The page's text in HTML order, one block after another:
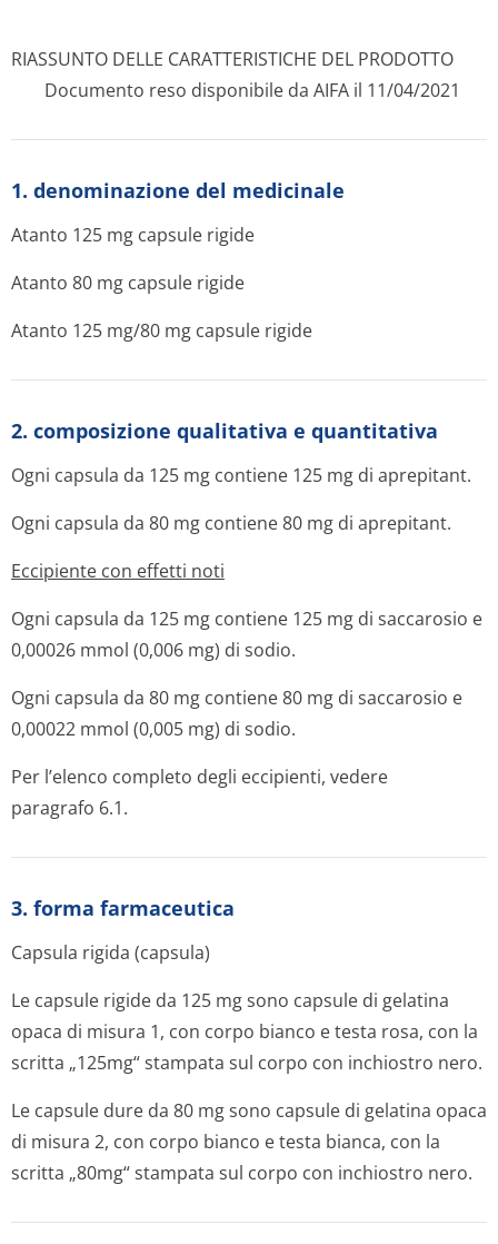
RIASSUNTO DELLE CARATTERISTICHE DEL PRODOTTO
Documento reso disponibile da AIFA il 11/04/2021
1. denominazione del medicinale
Atanto 125 mg capsule rigide
Atanto 80 mg capsule rigide
Atanto 125 mg/80 mg capsule rigide
2. composizione qualitativa e quantitativa
Ogni capsula da 125 mg contiene 125 mg di aprepitant.
Ogni capsula da 80 mg contiene 80 mg di aprepitant.
Eccipiente con effetti noti
Ogni capsula da 125 mg contiene 125 mg di saccarosio e
0,00026 mmol (0,006 mg) di sodio.
Ogni capsula da 80 mg contiene 80 mg di saccarosio e
0,00022 mmol (0,005 mg) di sodio.
Per l’elenco completo degli eccipienti, vedere
paragrafo 6.1.
3. forma farmaceutica
Capsula rigida (capsula)
Le capsule rigide da 125 mg sono capsule di gelatina
opaca di misura 1, con corpo bianco e testa rosa, con la
scritta „125mg“ stampata sul corpo con inchiostro nero.
Le capsule dure da 80 mg sono capsule di gelatina opaca
di misura 2, con corpo bianco e testa bianca, con la
scritta „80mg“ stampata sul corpo con inchiostro nero.